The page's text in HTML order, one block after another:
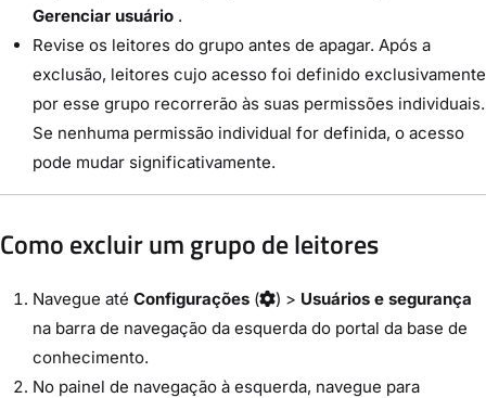
Gerenciar usuário .
Revise os leitores do grupo antes de apagar. Após a
exclusão, leitores cujo acesso foi definido exclusivamente
por esse grupo recorrerão às suas permissões individuais.
Se nenhuma permissão individual for definida, o acesso
pode mudar significativamente.
Como excluir um grupo de leitores
Navegue até Configurações ( ) > Usuários e segurança
na barra de navegação da esquerda do portal da base de
conhecimento.
No painel de navegação à esquerda, navegue para